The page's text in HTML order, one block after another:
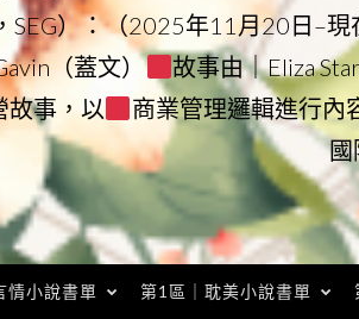
SEG）：（2025年11月20日–現
（蓋文）
故事由｜Eliza
故事，以
商業管理邏輯進行內
國
情小說書單 第1區｜耽美小說書單